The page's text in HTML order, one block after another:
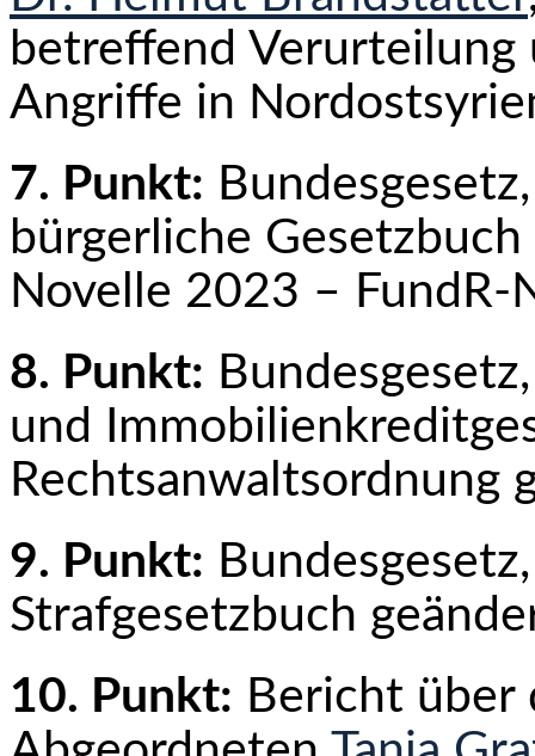
betreffend Verurteilung
Angriffe in
7. Punkt:
bürgerliche
Novelle 2023 – FundR-
8. Punkt:
und
Rechtsanwaltsordnung
9. Punkt:
Strafgesetzbuch
10. Punkt: Bericht